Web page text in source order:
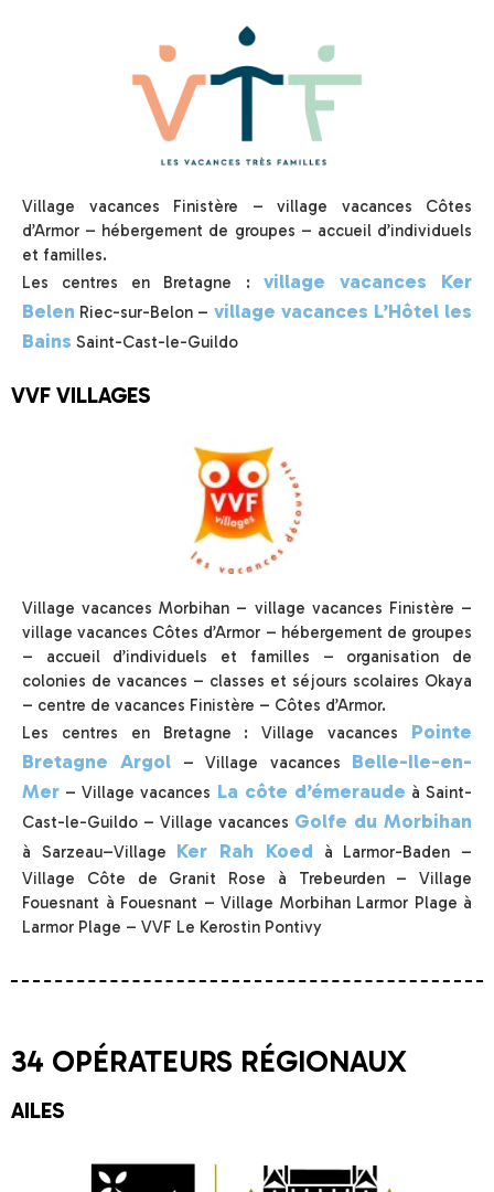
Village vacances Finistère – village vacances Côtes
d’Armor – hébergement de groupes – accueil d’individuels
et familles.
Les centres en Bretagne : village vacances Ker
Belen Riec-sur-Belon – village vacances L’Hôtel les
Bains Saint-Cast-le-Guildo
VVF VILLAGES
Village vacances Morbihan – village vacances Finistère –
village vacances Côtes d’Armor – hébergement de groupes
– accueil d’individuels et familles – organisation de
colonies de vacances – classes et séjours scolaires Okaya
– centre de vacances Finistère – Côtes d’Armor.
Les centres en Bretagne : Village vacances Pointe
Bretagne Argol – Village vacances Belle-Ile-en-
Mer – Village vacances La côte d’émeraude à Saint-
Cast-le-Guildo – Village vacances Golfe du Morbihan
à Sarzeau–Village Ker Rah Koed à Larmor-Baden –
Village Côte de Granit Rose à Trebeurden – Village
Fouesnant à Fouesnant – Village Morbihan Larmor Plage à
Larmor Plage – VVF Le Kerostin Pontivy
34 OPÉRATEURS RÉGIONAUX
AILES